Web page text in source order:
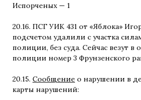
Испорченых — 1
20.16. ПСГ УИК 431 от «Яблока»
подсчетом удалили с участка
полиции, без суда. Сейчас везут в
полиции номер 3 Фрунзенского
20.15. Сообщение о нарушении в
карты нарушений: